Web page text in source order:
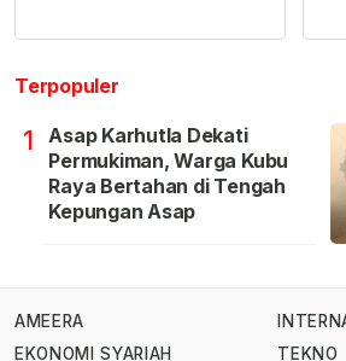
Terpopuler
1
Asap Karhutla Dekati
Permukiman, Warga Kubu
Raya Bertahan di Tengah
Kepungan Asap
AMEERA
EKONOMI SYARIAH
TEKNO